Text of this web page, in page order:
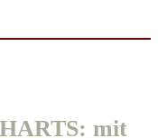
mit